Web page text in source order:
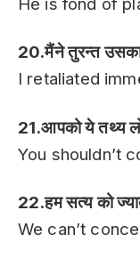
20.मैंने तुरन्त उसका
I retaliated
21.आपको ये तथ्य
You shouldn’t
22.हम सत्य को
We can’t